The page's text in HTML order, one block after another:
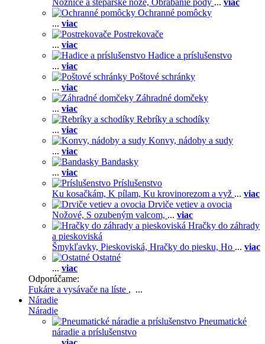
Nožnice a štepárske nože, Obrábanie pôdy ... viac
Ochranné pomôcky
... viac
Postrekovače
... viac
Hadice a príslušenstvo
... viac
Poštové schránky
... viac
Záhradné domčeky
... viac
Rebríky a schodíky
... viac
Konvy, nádoby a sudy
... viac
Bandasky
... viac
Príslušenstvo
Ku kosačkám, K pílam, Ku krovinorezom a vyž ... viac
Drviče vetiev a ovocia
Nožové, S ozubeným valcom, ... viac
Hračky do záhrady
a pieskoviská
Šmykľavky, Pieskoviská, Hračky do piesku, Ho ... viac
Ostatné
... viac
Odporúčame:
Fukáre a vysávače na líste , ...
Náradie
Náradie
Pneumatické
náradie a príslušenstvo